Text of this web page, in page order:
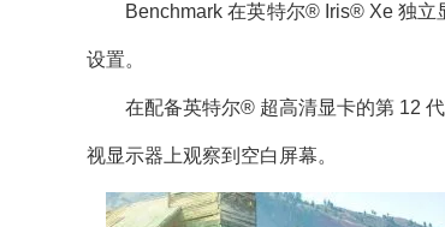
Benchmark 在英特尔® Iris® Xe 独立
设置。
在配备英特尔® 超高清显卡的第 12 代
视显示器上观察到空白屏幕。